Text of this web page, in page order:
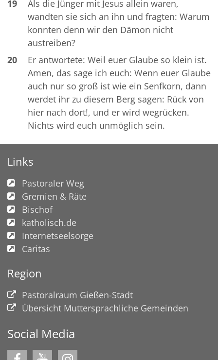
19
Als die Jünger mit Jesus allein waren,
wandten sie sich an ihn und fragten: Warum
konnten denn wir den Dämon nicht
austreiben?
20
Er antwortete: Weil euer Glaube so klein ist.
Amen, das sage ich euch: Wenn euer Glaube
auch nur so groß ist wie ein Senfkorn, dann
werdet ihr zu diesem Berg sagen: Rück von
hier nach dort!, und er wird wegrücken.
Nichts wird euch unmöglich sein.
Links
Pastoraler Weg
Gremien & Räte
Bischof
katholisch.de
Internetseelsorge
Caritas
Region
Pastoralraum Gießen-Stadt
Übersicht Muttersprachliche Gemeinden
Social Media